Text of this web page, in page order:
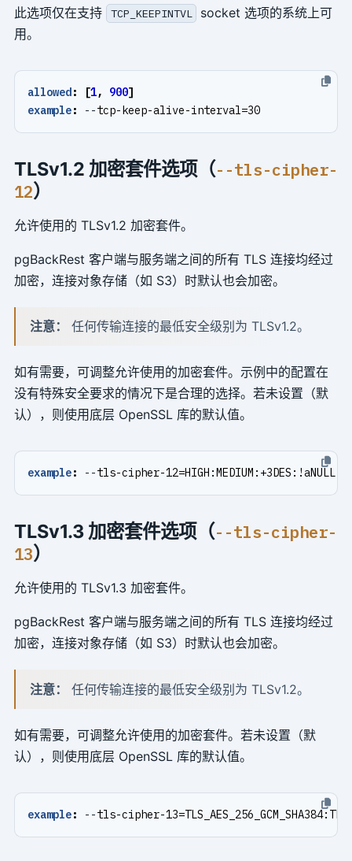
此选项仅在支持 TCP_KEEPINTVL
socket 选项的系统上可
用。
allowed: [1, 900]
example: --tcp-keep-alive-interval=30
TLSv1.2 加密套件选项（--tls-cipher-
12）
允许使用的 TLSv1.2 加密套件。
pgBackRest 客户端与服务端之间的所有 TLS 连接均经过
加密，连接对象存储（如 S3）时默认也会加密。
注意： 任何传输连接的最低安全级别为 TLSv1.2。
如有需要，可调整允许使用的加密套件。示例中的配置在
没有特殊安全要求的情况下是合理的选择。若未设置（默
认），则使用底层 OpenSSL 库的默认值。
example: --tls-cipher-12=HIGH:MEDIUM:+3DES:!aNULL
TLSv1.3 加密套件选项（--tls-cipher-
13）
允许使用的 TLSv1.3 加密套件。
pgBackRest 客户端与服务端之间的所有 TLS 连接均经过
加密，连接对象存储（如 S3）时默认也会加密。
注意： 任何传输连接的最低安全级别为 TLSv1.2。
如有需要，可调整允许使用的加密套件。若未设置（默
认），则使用底层 OpenSSL 库的默认值。
example: --tls-cipher-